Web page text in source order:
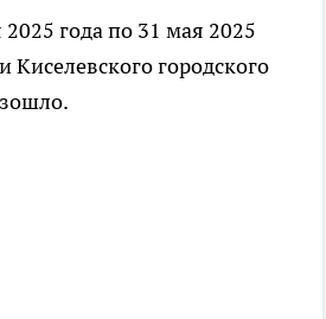
года по 31 мая 2025
Киселевского городского